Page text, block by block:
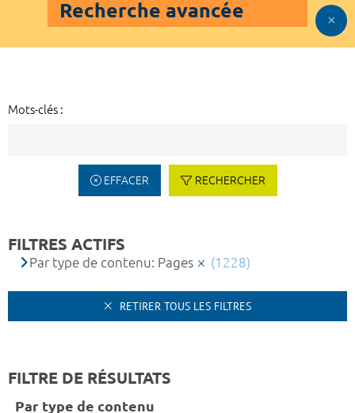
Recherche avancée
Mots-clés :
EFFACER RECHERCHER
FILTRES ACTIFS
Par type de contenu: Pages (1228)
RETIRER TOUS LES FILTRES
FILTRE DE RÉSULTATS
Par type de contenu